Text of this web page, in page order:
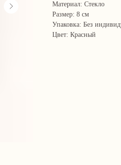
Материал: Стекло
Размер: 8 см
Упаковка: Без
Цвет: Красный